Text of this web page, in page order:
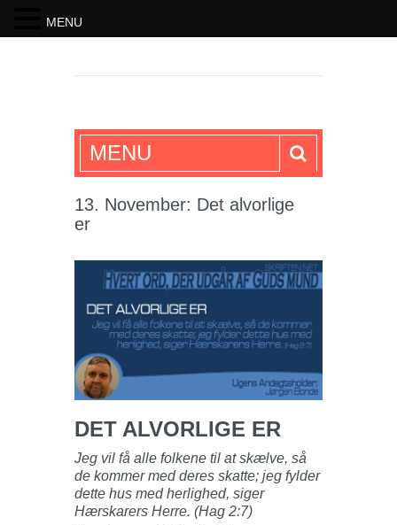
SKRIFTEN
MENU
13. November: Det alvorlige
er
DET ALVORLIGE ER
Jeg vil få alle folkene til at skælve, så
de kommer med deres skatte; jeg fylder
dette hus med herlighed, siger
Hærskarers Herre. (Hag 2:7)
MENU